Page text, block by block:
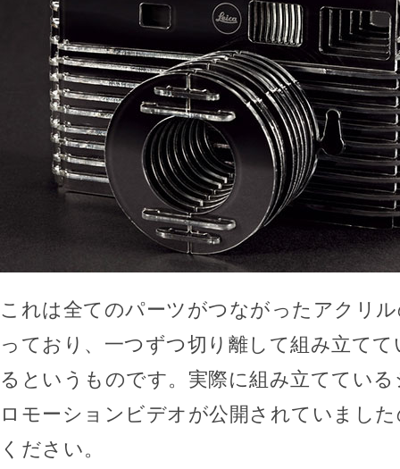
これは全てのパーツがつながったアクリ
っており、一つずつ切り離して組み立て
るというものです。実際に組み立ててい
ロモーションビデオが公開されていまし
ください。